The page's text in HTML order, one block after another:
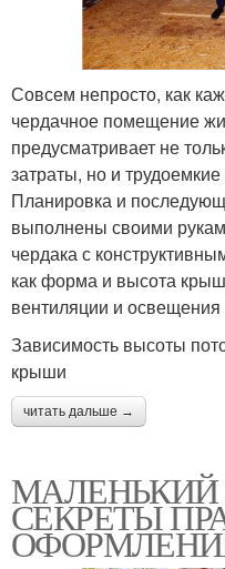
Совсем непросто, как
чердачное помещение
предусматривает не
затраты, но и
Планировка и
выполнены своими
чердака с
как форма и высота
вентиляции и освещения
Зависимость высоты
крыши
читать дальше →
МАЛЕНЬКИЙ
СЕКРЕТЫ